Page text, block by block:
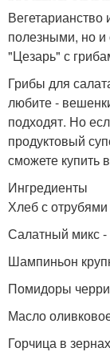
Вегетарианство
полезными, но и
"Цезарь" с
Грибы для
любите -
подходят. Но
продуктовый
сможете купить
Ингредиенты
Хлеб с отрубями
Салатный микс -
Шампиньон
Помидоры черри
Масло
Горчица в